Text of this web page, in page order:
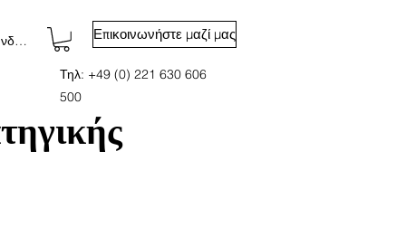
Επικοινωνήστε μαζί μας
Τηλ: +49 (0) 221 630 606
500